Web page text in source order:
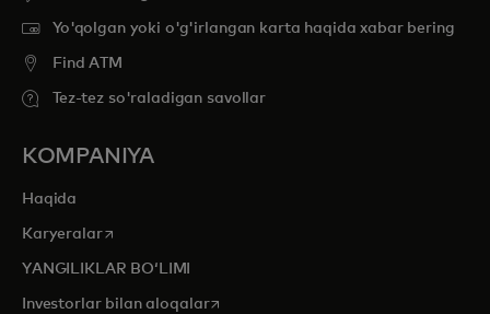
Yo'qolgan yoki o'g'irlangan karta haqida xabar bering
Find ATM
Tez-tez so'raladigan savollar
KOMPANIYA
Haqida
Karyeralaropens in a new tab
YANGILIKLAR BOʻLIMI
Investorlar bilan aloqalaropens in a new tab